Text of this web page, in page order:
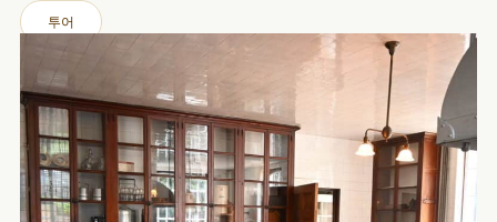
투어